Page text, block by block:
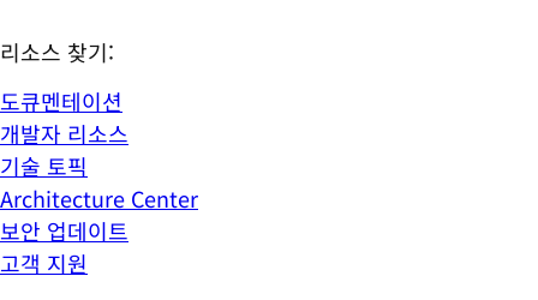
리소스 찾기:
도큐멘테이션
개발자 리소스
기술 토픽
Architecture Center
보안 업데이트
고객 지원